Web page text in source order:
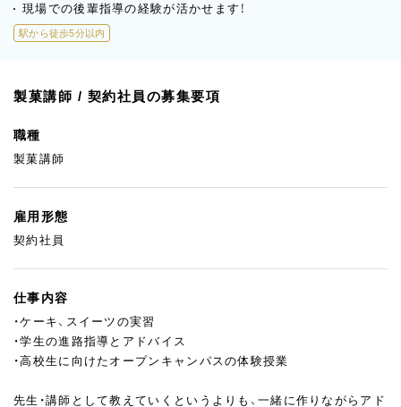
現場での後輩指導の経験が活かせます！
駅から徒歩5分以内
製菓講師 / 契約社員の募集要項
職種
製菓講師
雇用形態
契約社員
仕事内容
・ケーキ、スイーツの実習
・学生の進路指導とアドバイス
・高校生に向けたオープンキャンパスの体験授業
先生・講師として教えていくというよりも、一緒に作りながらアド